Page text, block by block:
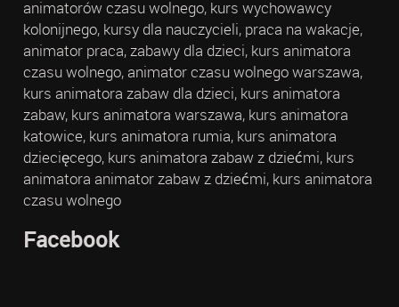
animatorów czasu wolnego, kurs wychowawcy
kolonijnego, kursy dla nauczycieli, praca na wakacje,
animator praca, zabawy dla dzieci, kurs animatora
czasu wolnego, animator czasu wolnego warszawa,
kurs animatora zabaw dla dzieci, kurs animatora
zabaw, kurs animatora warszawa, kurs animatora
katowice, kurs animatora rumia, kurs animatora
dziecięcego, kurs animatora zabaw z dziećmi, kurs
animatora animator zabaw z dziećmi, kurs animatora
czasu wolnego
Facebook